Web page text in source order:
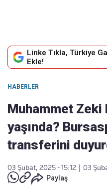
Linke Tıkla, Türkiye
Ekle!
HABERLER
Muhammet Zeki
yaşında?
transferini
03 Şubat, 2025 - 15:12
03
Paylaş